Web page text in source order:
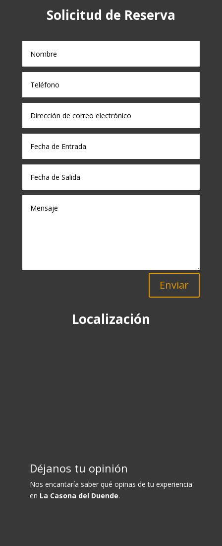
Solicitud de Reserva
Enviar
Localización
Déjanos tu opinión
Nos encantaría saber qué opinas de tu experiencia
en La Casona del Duende.